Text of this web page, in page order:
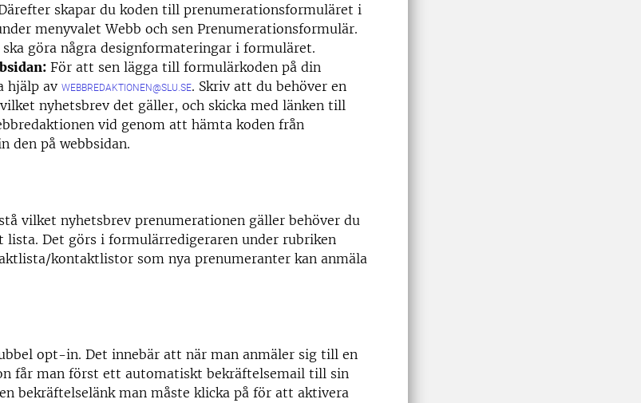
skapar du koden till prenumerationsformuläret i
menyvalet Webb och sen Prenumerationsformulär.
ska göra några designformateringar i formuläret.
För att sen lägga till formulärkoden på din
hjälp av WEBBREDAKTIONEN@SLU.SE. Skriv att du behöver en
nyhetsbrev det gäller, och skicka med länken till
vid genom att hämta koden från
den på webbsidan.
vilket nyhetsbrev prenumerationen gäller behöver du
Det görs i formulärredigeraren under rubriken
kontaktlistor som nya prenumeranter kan anmäla
opt-in. Det innebär att när man anmäler sig till en
får man först ett automatiskt bekräftelsemail till sin
bekräftelselänk man måste klicka på för att aktivera